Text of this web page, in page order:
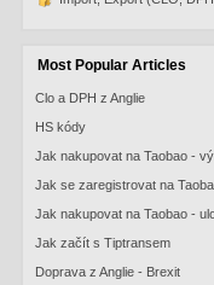
Most Popular Articles
Clo a DPH z Anglie
HS kódy
Jak nakupovat na Taobao -
Jak se zaregistrovat na
Jak nakupovat na Taobao -
Jak začít s Tiptransem
Doprava z Anglie - Brexit